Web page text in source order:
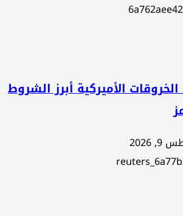
الأميركية أبرز الشروط
2026